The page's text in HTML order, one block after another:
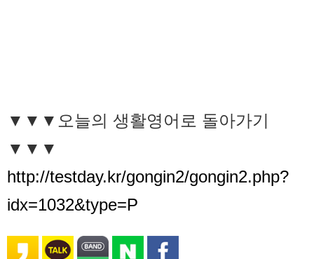
▼▼▼오늘의 생활영어로 돌아가기
▼▼▼
http://testday.kr/gongin2/gongin2.php?
idx=1032&type=P